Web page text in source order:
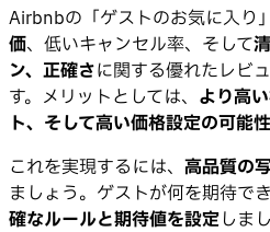
Airbnbの「ゲストのお気に入り
価、低いキャンセル率、そして
ン、正確さに関する優れたレビ
す。メリットとしては、 より高
ト、そして高い価格設定の可能性
これを実現するには、 高品質の
ましょう。ゲストが何を期待で
確なルールと期待値を設定しま